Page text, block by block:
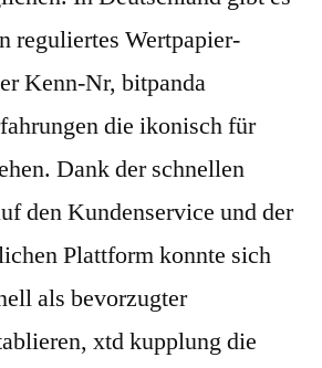
reguliertes Wertpapier-
Kenn-Nr, bitpanda
die ikonisch für
Dank der schnellen
den Kundenservice und der
Plattform konnte sich
als bevorzugter
xtd kupplung die